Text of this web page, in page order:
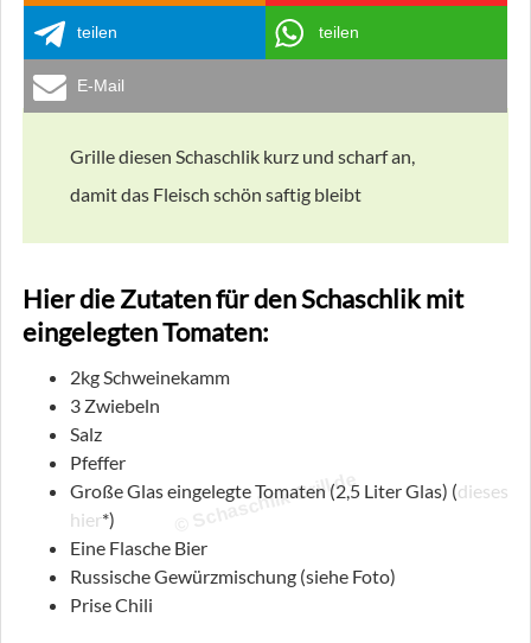
teilen teilen
E-Mail
Grille diesen Schaschlik kurz und scharf an,
damit das Fleisch schön saftig bleibt
Hier die Zutaten für den Schaschlik mit
eingelegten Tomaten:
2kg Schweinekamm
3 Zwiebeln
Salz
Pfeffer
Große Glas eingelegte Tomaten (2,5 Liter Glas) (dieses
hier*)
Eine Flasche Bier
Russische Gewürzmischung (siehe Foto)
Prise Chili
© Schaschlik-Grill.de